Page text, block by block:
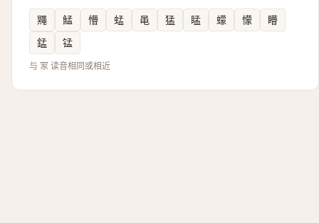
鼆 鯭 懵 蜢 黾 猛 䁅 蠓 懞
矒
錳
锰
与 冡 读音相同或相近